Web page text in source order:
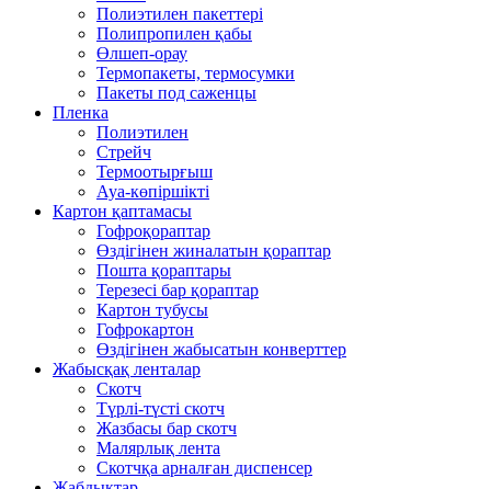
Полиэтилен пакеттері
Полипропилен қабы
Өлшеп-орау
Термопакеты, термосумки
Пакеты под саженцы
Пленка
Полиэтилен
Стрейч
Термоотырғыш
Ауа-көпіршікті
Картон қаптамасы
Гофроқораптар
Өздігінен жиналатын қораптар
Пошта қораптары
Терезесі бар қораптар
Картон тубусы
Гофрокартон
Өздігінен жабысатын конверттер
Жабысқақ ленталар
Скотч
Түрлі-түсті скотч
Жазбасы бар скотч
Малярлық лента
Скотчқа арналған диспенсер